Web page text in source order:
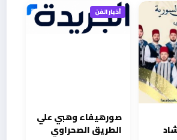
أخبار الفن
صورهيفاء وهبي علي
الطريق الصحراوي